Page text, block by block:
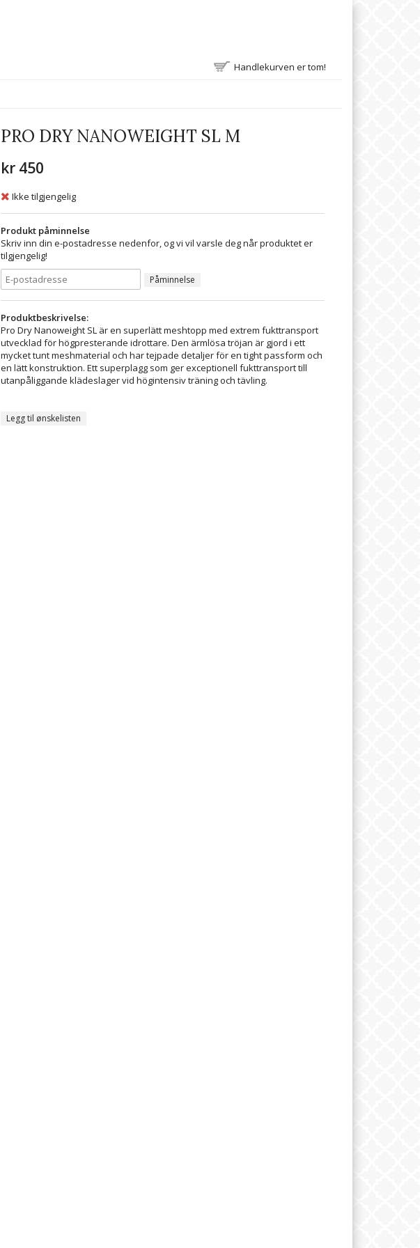
Handlekurven er tom!
PRO DRY NANOWEIGHT SL M
kr 450
Ikke tilgjengelig
Produkt påminnelse
Skriv inn din e-postadresse nedenfor, og vi vil varsle deg når produktet er
tilgjengelig!
Påminnelse
Produktbeskrivelse:
Pro Dry Nanoweight SL är en superlätt meshtopp med extrem fukttransport
utvecklad för högpresterande idrottare. Den ärmlösa tröjan är gjord i ett
mycket tunt meshmaterial och har tejpade detaljer för en tight passform och
en lätt konstruktion. Ett superplagg som ger exceptionell fukttransport till
utanpåliggande klädeslager vid högintensiv träning och tävling.
Legg til ønskelisten